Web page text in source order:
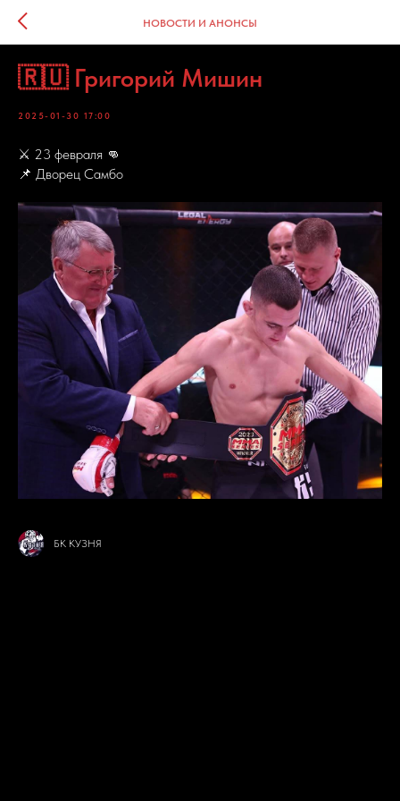
НОВОСТИ И АНОНСЫ
🇷🇺 Григорий Мишин
2025-01-30 17:00
⚔️ 23 февраля 👊
📌 Дворец Самбо
БК КУЗНЯ